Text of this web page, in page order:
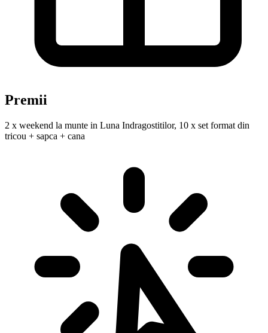
Premii
2 x weekend la munte in Luna Indragostitilor, 10 x set format din
tricou + sapca + cana